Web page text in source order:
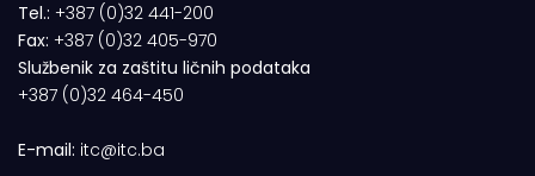
Tel.: +387 (0)32 441-200
Fax: +387 (0)32 405-970
Službenik za zaštitu ličnih podataka
+387 (0)32 464-450
E-mail: itc@itc.ba